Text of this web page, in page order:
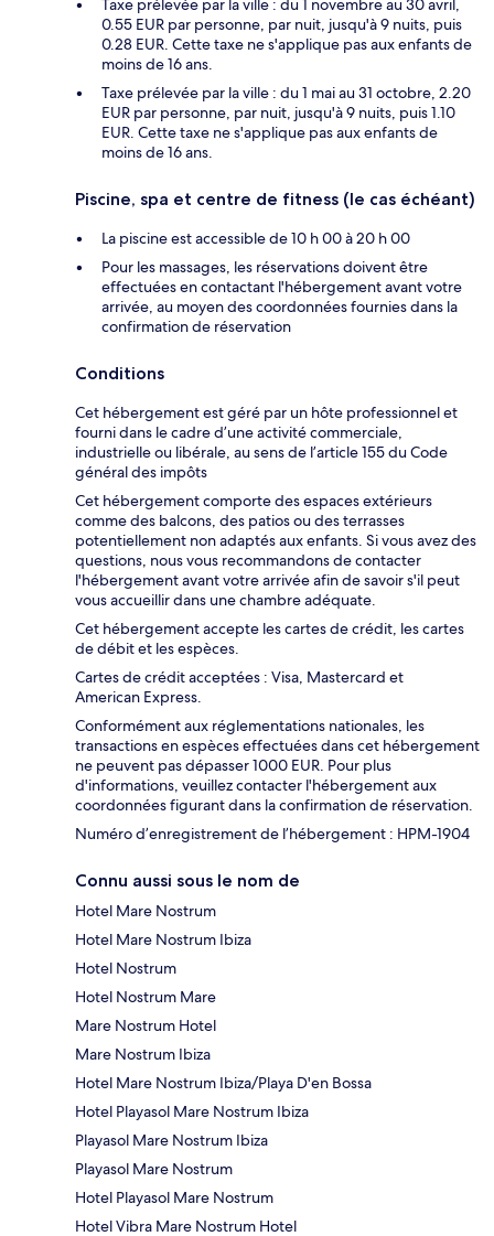
Taxe prélevée par la ville : du 1 novembre au 30 avril,
0.55 EUR par personne, par nuit, jusqu'à 9 nuits, puis
0.28 EUR. Cette taxe ne s'applique pas aux enfants de
moins de 16 ans.
Taxe prélevée par la ville : du 1 mai au 31 octobre, 2.20
EUR par personne, par nuit, jusqu'à 9 nuits, puis 1.10
EUR. Cette taxe ne s'applique pas aux enfants de
moins de 16 ans.
Piscine, spa et centre de fitness (le cas échéant)
La piscine est accessible de 10 h 00 à 20 h 00
Pour les massages, les réservations doivent être
effectuées en contactant l'hébergement avant votre
arrivée, au moyen des coordonnées fournies dans la
confirmation de réservation
Conditions
Cet hébergement est géré par un hôte professionnel et
fourni dans le cadre d’une activité commerciale,
industrielle ou libérale, au sens de l’article 155 du Code
général des impôts
Cet hébergement comporte des espaces extérieurs
comme des balcons, des patios ou des terrasses
potentiellement non adaptés aux enfants. Si vous avez des
questions, nous vous recommandons de contacter
l'hébergement avant votre arrivée afin de savoir s'il peut
vous accueillir dans une chambre adéquate.
Cet hébergement accepte les cartes de crédit, les cartes
de débit et les espèces.
Cartes de crédit acceptées : Visa, Mastercard et
American Express.
Conformément aux réglementations nationales, les
transactions en espèces effectuées dans cet hébergement
ne peuvent pas dépasser 1000 EUR. Pour plus
d'informations, veuillez contacter l'hébergement aux
coordonnées figurant dans la confirmation de réservation.
Numéro d’enregistrement de l’hébergement : HPM-1904
Connu aussi sous le nom de
Hotel Mare Nostrum
Hotel Mare Nostrum Ibiza
Hotel Nostrum
Hotel Nostrum Mare
Mare Nostrum Hotel
Mare Nostrum Ibiza
Hotel Mare Nostrum Ibiza/Playa D'en Bossa
Hotel Playasol Mare Nostrum Ibiza
Playasol Mare Nostrum Ibiza
Playasol Mare Nostrum
Hotel Playasol Mare Nostrum
Hotel Vibra Mare Nostrum Hotel